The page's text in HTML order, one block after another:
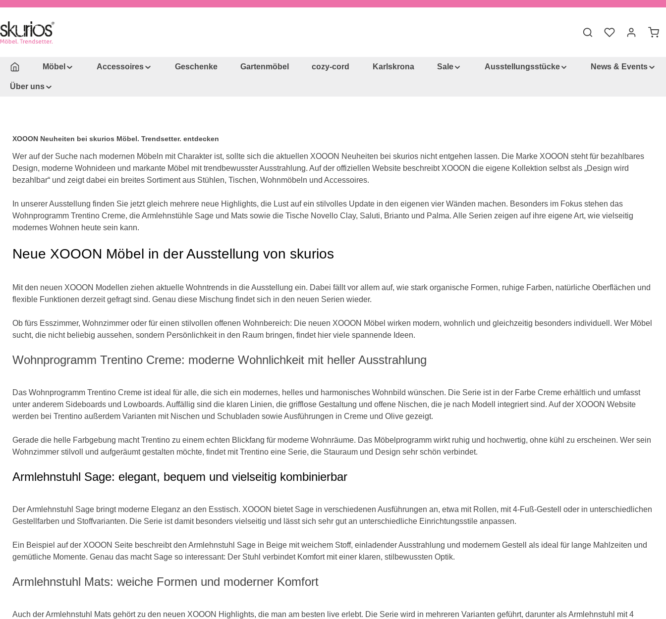
Du hast 0
Möbel Accessoires Geschenke Gartenmöbel cozy-cord Karlskrona Sale Ausstellungsstücke News & Events
Über uns
XOOON Neuheiten bei skurios Möbel. Trendsetter. entdecken
Wer auf der Suche nach modernen Möbeln mit Charakter ist, sollte sich die aktuellen XOOON Neuheiten bei skurios nicht entgehen lassen. Die Marke XOOON steht für bezahlbares
Design, moderne Wohnideen und markante Möbel mit trendbewusster Ausstrahlung. Auf der offiziellen Website beschreibt XOOON die eigene Kollektion selbst als „Design wird
bezahlbar“ und zeigt dabei ein breites Sortiment aus Stühlen, Tischen, Wohnmöbeln und Accessoires.
In unserer Ausstellung finden Sie jetzt gleich mehrere neue Highlights, die Lust auf ein stilvolles Update in den eigenen vier Wänden machen. Besonders im Fokus stehen das
Wohnprogramm Trentino Creme, die Armlehnstühle Sage und Mats sowie die Tische Novello Clay, Saluti, Brianto und Palma. Alle Serien zeigen auf ihre eigene Art, wie vielseitig
modernes Wohnen heute sein kann.
Neue XOOON Möbel in der Ausstellung von skurios
Mit den neuen XOOON Modellen ziehen aktuelle Wohntrends in die Ausstellung ein. Dabei fällt vor allem auf, wie stark organische Formen, ruhige Farben, natürliche Oberflächen und
flexible Funktionen derzeit gefragt sind. Genau diese Mischung findet sich in den neuen Serien wieder.
Ob fürs Esszimmer, Wohnzimmer oder für einen stilvollen offenen Wohnbereich: Die neuen XOOON Möbel wirken modern, wohnlich und gleichzeitig besonders individuell. Wer Möbel
sucht, die nicht beliebig aussehen, sondern Persönlichkeit in den Raum bringen, findet hier viele spannende Ideen.
Wohnprogramm Trentino Creme: moderne Wohnlichkeit mit heller Ausstrahlung
Das Wohnprogramm Trentino Creme ist ideal für alle, die sich ein modernes, helles und harmonisches Wohnbild wünschen. Die Serie ist in der Farbe Creme erhältlich und umfasst
unter anderem Sideboards und Lowboards. Auffällig sind die klaren Linien, die grifflose Gestaltung und offene Nischen, die je nach Modell integriert sind. Auf der XOOON Website
werden bei Trentino außerdem Varianten mit Nischen und Schubladen sowie Ausführungen in Creme und Olive gezeigt.
Gerade die helle Farbgebung macht Trentino zu einem echten Blickfang für moderne Wohnräume. Das Möbelprogramm wirkt ruhig und hochwertig, ohne kühl zu erscheinen. Wer sein
Wohnzimmer stilvoll und aufgeräumt gestalten möchte, findet mit Trentino eine Serie, die Stauraum und Design sehr schön verbindet.
Armlehnstuhl Sage: elegant, bequem und vielseitig kombinierbar
Der Armlehnstuhl Sage bringt moderne Eleganz an den Esstisch. XOOON bietet Sage in verschiedenen Ausführungen an, etwa mit Rollen, mit 4-Fuß-Gestell oder in unterschiedlichen
Gestellfarben und Stoffvarianten. Die Serie ist damit besonders vielseitig und lässt sich sehr gut an unterschiedliche Einrichtungsstile anpassen.
Ein Beispiel auf der XOOON Seite beschreibt den Armlehnstuhl Sage in Beige mit weichem Stoff, einladender Ausstrahlung und modernem Gestell als ideal für lange Mahlzeiten und
gemütliche Momente. Genau das macht Sage so interessant: Der Stuhl verbindet Komfort mit einer klaren, stilbewussten Optik.
Armlehnstuhl Mats: weiche Formen und moderner Komfort
Auch der Armlehnstuhl Mats gehört zu den neuen XOOON Highlights, die man am besten live erlebt. Die Serie wird in mehreren Varianten geführt, darunter als Armlehnstuhl mit 4